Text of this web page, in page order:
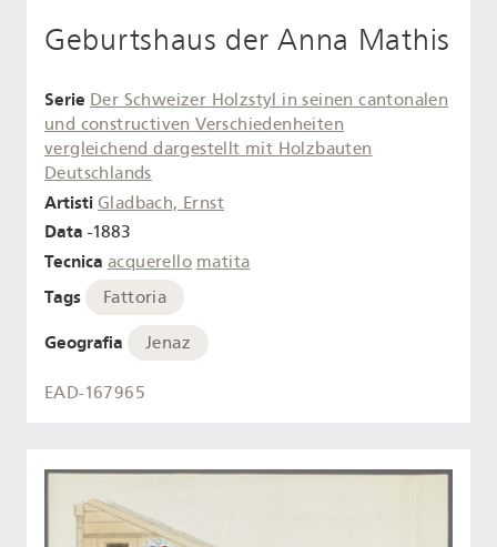
Geburtshaus der Anna Mathis
Serie Der Schweizer Holzstyl in seinen cantonalen
und constructiven Verschiedenheiten
vergleichend dargestellt mit Holzbauten
Deutschlands
Artisti Gladbach, Ernst
Data -1883
Tecnica acquerello matita
Tags Fattoria
Geografia Jenaz
EAD-167965